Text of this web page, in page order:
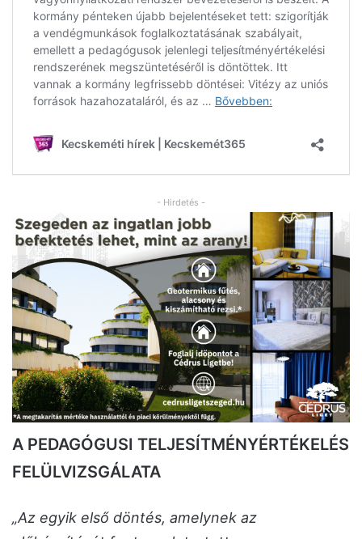
- Hirdetés -
A PEDAGÓGUSI TELJESÍTMÉNYÉRTÉKELÉS
FELÜLVIZSGÁLATA
„Az egyik első döntés, amelynek az